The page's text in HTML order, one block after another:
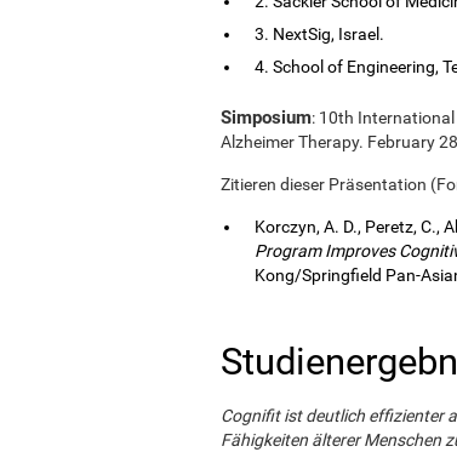
3. NextSig, Israel.
4. School of Engineering,
Simposium: 10th
Alzheimer Therapy. February
Zitieren dieser Präsentation
Korczyn, A. D., Peretz, C.,
Program Improves
Kong/Springfield Pan-
Cognifit ist deutlich effizienter
Fähigkeiten älterer Menschen